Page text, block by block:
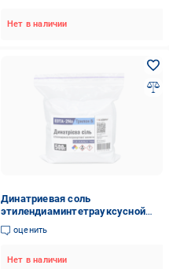
Нет в наличии
Динатриевая соль
этилендиаминтетрауксусной
кислоты ТМ Клебріг 500 г
оценить
Нет в наличии